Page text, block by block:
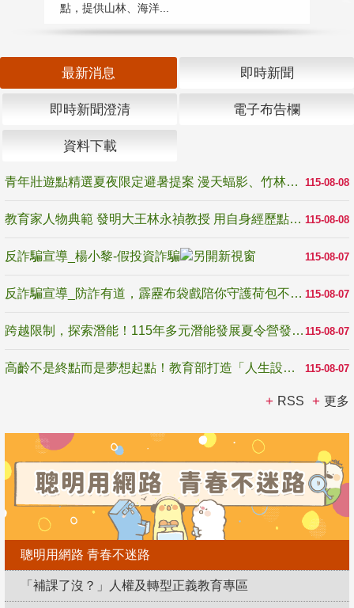
點，提供山林、海洋...
最新消息 即時新聞
即時新聞澄清 電子布告欄
資料下載
115-08-08
青年壯遊點精選夏夜限定避暑提案 漫天蝠影、竹林尋蛙、茶香夜觀 邀青年暮色出發
115-08-08
教育家人物典範 發明大王林永禎教授 用自身經歷點亮學生的路
115-08-07
反詐騙宣導_楊小黎-假投資詐騙
115-08-07
反詐騙宣導_防詐有道，霹靂布袋戲陪你守護荷包不受騙
115-08-07
跨越限制，探索潛能！115年多元潛能發展夏令營發掘生命無限可能
115-08-07
高齡不是終點而是夢想起點！教育部打造「人生設計夢工場」 參展第3屆高齡健康產業博覽會
RSS 更多
聰明用網路 青春不迷路
「補課了沒？」人權及轉型正義教育專區